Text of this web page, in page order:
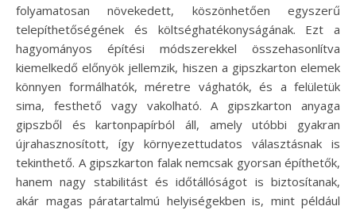
folyamatosan növekedett, köszönhetően egyszerű
telepíthetőségének és költséghatékonyságának. Ezt a
hagyományos építési módszerekkel összehasonlítva
kiemelkedő előnyök jellemzik, hiszen a gipszkarton elemek
könnyen formálhatók, méretre vághatók, és a felületük
sima, festhető vagy vakolható. A gipszkarton anyaga
gipszből és kartonpapírból áll, amely utóbbi gyakran
újrahasznosított, így környezettudatos választásnak is
tekinthető. A gipszkarton falak nemcsak gyorsan építhetők,
hanem nagy stabilitást és időtállóságot is biztosítanak,
akár magas páratartalmú helyiségekben is, mint például